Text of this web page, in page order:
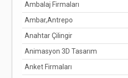
Ambalaj Firmaları
Ambar,Antrepo
Anahtar Çilingir
Animasyon 3D Tasarım
Anket Firmaları